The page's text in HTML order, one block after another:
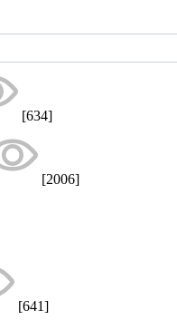
[634]
[2006]
[641]